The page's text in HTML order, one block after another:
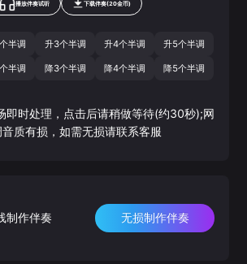
播放伴奏试听 下载伴奏(20金币)
半调 升3个半调 升4个半调 升5个半调
半调 降3个半调 降4个半调 降5个半调
即时处理，点击后请稍做等待(约30秒);网
质有损，如需无损请联系客服
制作伴奏 无损制作伴奏